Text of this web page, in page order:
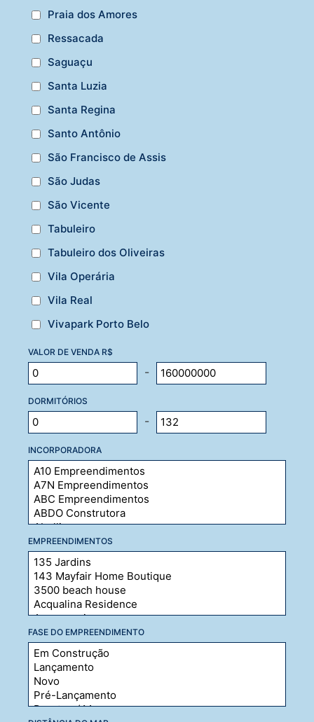
Praia dos Amores
Ressacada
Saguaçu
Santa Luzia
Santa Regina
Santo Antônio
São Francisco de Assis
São Judas
São Vicente
Tabuleiro
Tabuleiro dos Oliveiras
Vila Operária
Vila Real
Vivapark Porto Belo
VALOR DE VENDA R$
-
DORMITÓRIOS
-
INCORPORADORA
EMPREENDIMENTOS
FASE DO EMPREENDIMENTO